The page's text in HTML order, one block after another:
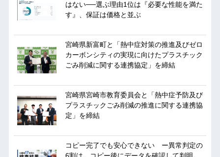
はない──選ぶ理由1位は『必要な性能を満た
す』、保証は価格と並ぶ
宮崎県新富町と「熱中症対策の推進及びゼロ
カーボンシティの実現に向けたプラスチック
ごみ削減に関する連携協定」を締結
宮崎県宮崎市教育委員会と「熱中症予防及び
プラスチックごみ削減の推進に関する連携協
定」を締結
コピー完了でも安心できない ー異常判定の